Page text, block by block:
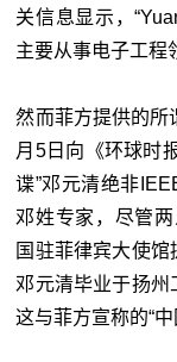
关信息显示，
主要从事电子工程
然而菲方提供的所
月5日向《环球时
谍”邓元清绝非
邓姓专家，尽管两
国驻菲律宾大使馆
邓元清毕业于扬州
这与菲方宣称的“